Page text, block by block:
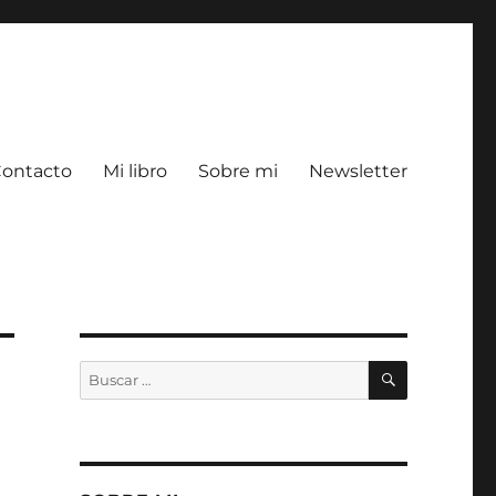
Mi libro Sobre mi Newsletter
Buscar
por:
BUSCAR